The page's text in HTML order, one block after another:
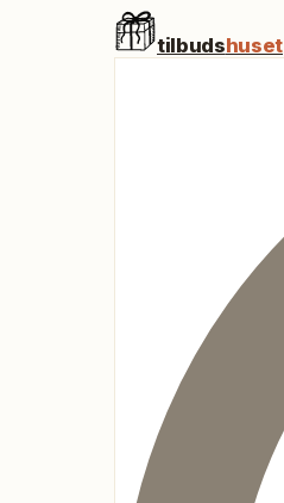
tilbudshuset